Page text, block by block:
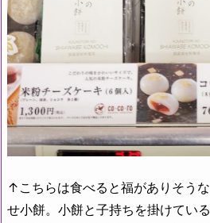
↑こちらは食べると福がありそう
せ小餅。小餅と子持ちを掛けてい